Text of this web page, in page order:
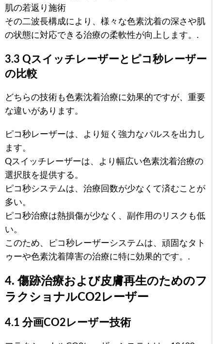
肌の若返り施術
その二波長構成により、様々な色素沈着の深さや肌
の状態に対応できる治療の柔軟性が向上します。.
3.3 Qスイッチレーザーとピコ秒レーザー
の比較
どちらの技術も色素沈着治療に効果的ですが、重要
な違いがあります。
ピコ秒レーザーは、より短く強力なパルスを出力し
ます。
Qスイッチレーザーは、より幅広い色素沈着治療の
選択肢を提供する。
ピコ秒システムは、治療回数が少なくて済むことが
多い。
ピコ秒治療は熱損傷が少なく、副作用のリスクも低
い。
このため、ピコ秒レーザーシステムは、頑固なタト
ゥーや色素沈着障害の治療に特に効果的です。.
4. 傷跡治療および皮膚再生のためのフ
ラクショナルCO2レーザー
4.1 分画CO2レーザー技術